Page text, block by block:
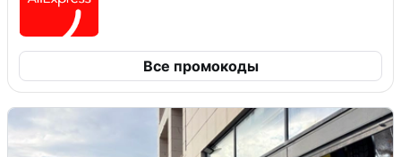
Все промокоды